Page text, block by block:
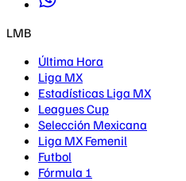
LMB
Última Hora
Liga MX
Estadísticas Liga MX
Leagues Cup
Selección Mexicana
Liga MX Femenil
Futbol
Fórmula 1